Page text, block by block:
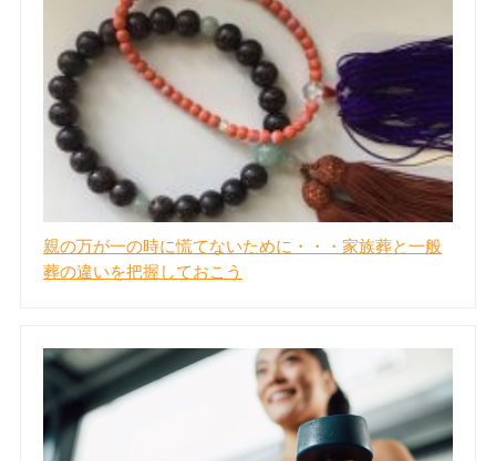
親の万が一の時に慌てないために・・・家族葬と一般
葬の違いを把握しておこう